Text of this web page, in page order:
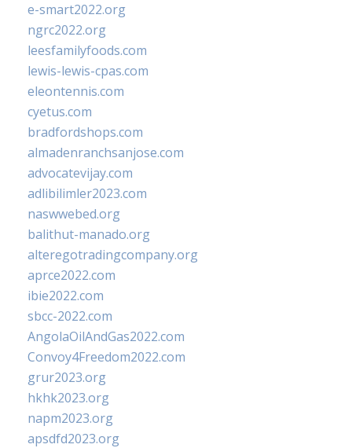
e-smart2022.org
ngrc2022.org
leesfamilyfoods.com
lewis-lewis-cpas.com
eleontennis.com
cyetus.com
bradfordshops.com
almadenranchsanjose.com
advocatevijay.com
adlibilimler2023.com
naswwebed.org
balithut-manado.org
alteregotradingcompany.org
aprce2022.com
ibie2022.com
sbcc-2022.com
AngolaOilAndGas2022.com
Convoy4Freedom2022.com
grur2023.org
hkhk2023.org
napm2023.org
apsdfd2023.org